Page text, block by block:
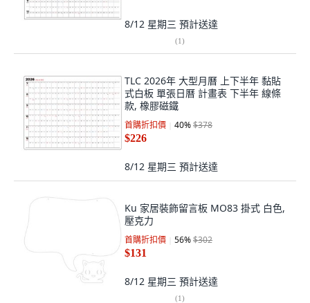
8/12 星期三 預計送達
(1)
TLC 2026年 大型月曆 上下半年 黏貼
式白板 單張日曆 計畫表 下半年 線條
款, 橡膠磁鐵
首購折扣價 40%$378
$226
8/12 星期三 預計送達
Ku 家居裝飾留言板 MO83 掛式 白色,
壓克力
首購折扣價 56%$302
$131
8/12 星期三 預計送達
(1)